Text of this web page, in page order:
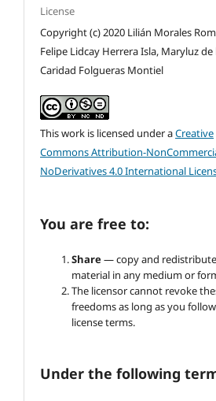
License
Copyright (c) 2020 Lilián Morales
Felipe Lidcay Herrera Isla, Maryluz de
Caridad Folgueras Montiel
This work is licensed under aCreative
Commons Attribution-
NoDerivatives 4.0 International
You are free to:
Share— copy and
material in any medium or
The licensor cannot revoke
freedoms as long as you
license terms.
Under the following